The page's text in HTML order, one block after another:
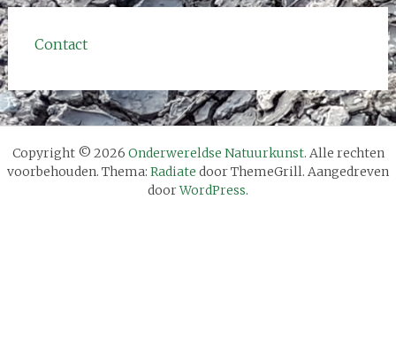
navigatie
Contact
Copyright © 2026 Onderwereldse Natuurkunst. Alle rechten
voorbehouden. Thema: Radiate door ThemeGrill. Aangedreven
doorWordPress.